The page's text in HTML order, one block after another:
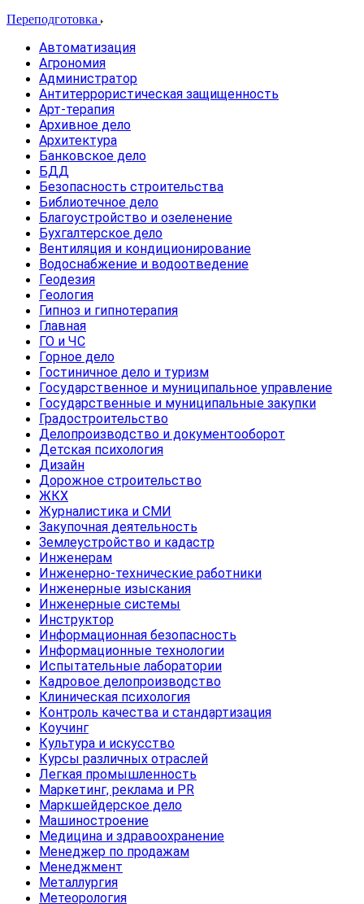
Переподготовка
Автоматизация
Агрономия
Администратор
Антитеррористическая защищенность
Арт-терапия
Архивное дело
Архитектура
Банковское дело
БДД
Безопасность строительства
Библиотечное дело
Благоустройство и озеленение
Бухгалтерское дело
Вентиляция и кондиционирование
Водоснабжение и водоотведение
Геодезия
Геология
Гипноз и гипнотерапия
Главная
ГО и ЧС
Горное дело
Гостиничное дело и туризм
Государственное и муниципальное управление
Государственные и муниципальные закупки
Градостроительство
Делопроизводство и документооборот
Детская психология
Дизайн
Дорожное строительство
ЖКХ
Журналистика и СМИ
Закупочная деятельность
Землеустройство и кадастр
Инженерам
Инженерно-технические работники
Инженерные изыскания
Инженерные системы
Инструктор
Информационная безопасность
Информационные технологии
Испытательные лаборатории
Кадровое делопроизводство
Клиническая психология
Контроль качества и стандартизация
Коучинг
Культура и искусство
Курсы различных отраслей
Легкая промышленность
Маркетинг, реклама и PR
Маркшейдерское дело
Машиностроение
Медицина и здравоохранение
Менеджер по продажам
Менеджмент
Металлургия
Метеорология